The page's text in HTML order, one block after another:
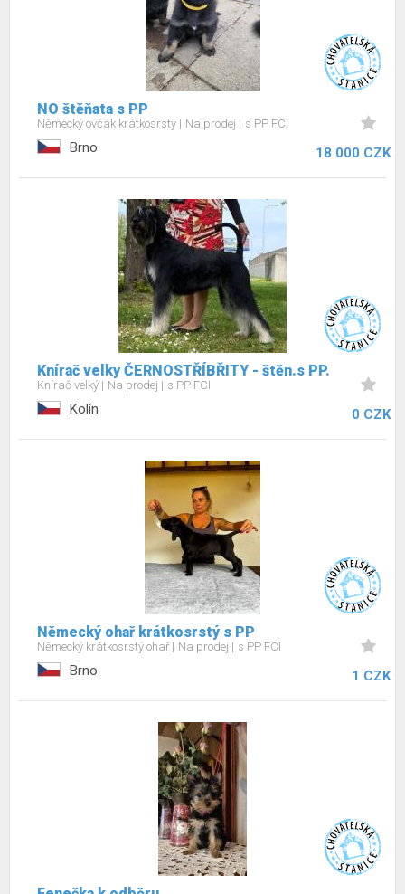
NO štěňata s PP
Německý ovčák krátkosrstý Na prodej s PP FCI
Brno 18 000 CZK
Knírač velky ČERNOSTŘÍBŘITY - štěn.s PP.
Knírač velký Na prodej s PP FCI
Kolín 0 CZK
Německý ohař krátkosrstý s PP
Německý krátkosrstý ohař Na prodej s PP FCI
Brno 1 CZK